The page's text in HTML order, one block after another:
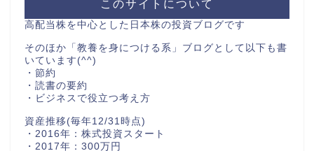
このサイトについて
高配当株を中心とした日本株の投資ブログです
そのほか「教養を身につける系」ブログとして以下も書
いています(^^)
・節約
・読書の要約
・ビジネスで役立つ考え方
資産推移(毎年12/31時点)
・2016年：株式投資スタート
・2017年：300万円